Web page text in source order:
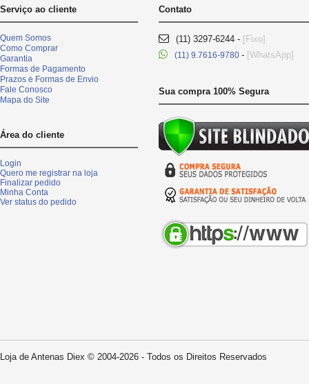
Serviço ao cliente
Quem Somos
Como Comprar
Garantia
Formas de Pagamento
Prazos e Formas de Envio
Fale Conosco
Mapa do Site
Área do cliente
Login
Quero me registrar na loja
Finalizar pedido
Minha Conta
Ver status do pedido
Contato
(11) 3297-6244 - [Fixo]
(11) 9.7616-9780 - [WhatsApp]
Sua compra 100% Segura
Loja de Antenas Diex © 2004-2026 - Todos os Direitos Reservados